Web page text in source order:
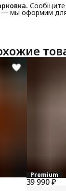
Сообщите
мы оформим для
Premium
39 990 ₽